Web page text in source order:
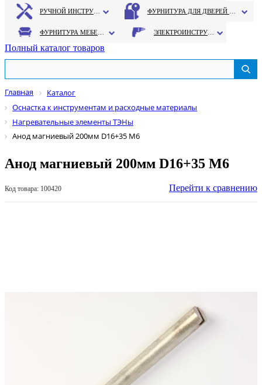
Полный каталог товаров
Главная
Каталог
Оснастка к инструментам и расходные материалы
Нагревательные элементы ТЭНы
Анод магниевый 200мм D16+35 М6
Анод магниевый 200мм D16+35 М6
Код товара: 100420 Перейти к сравнению